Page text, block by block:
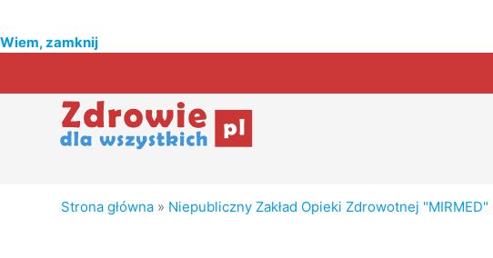
Wiem, zamknij
Strona główna » Niepubliczny Zakład Opieki Zdrowotnej "MIRMED"